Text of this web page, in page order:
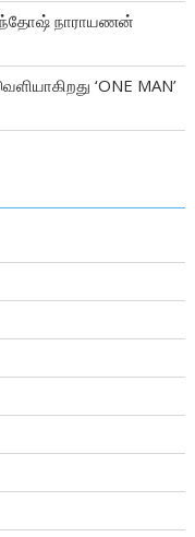
நாராயணன்
‘ONE MAN’